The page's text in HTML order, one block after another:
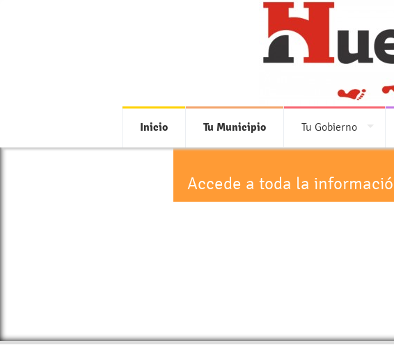
Inicio Tu Municipio Tu Gobierno
Accede a toda la